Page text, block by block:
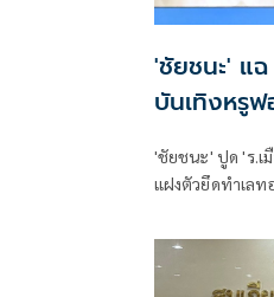
'ชัยชนะ' แ
บันเทิงหรู
'ชัยชนะ' ปูด 'ร.เ
แฝงตัวยึดทำเลท
หลักฐานยื่นกมธ.